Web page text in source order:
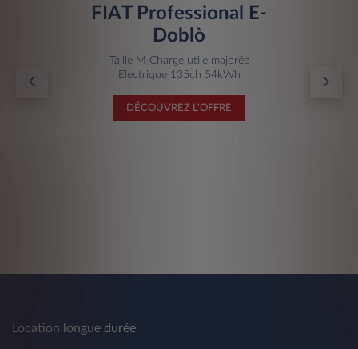
FIAT Professional E-
Doblò
Taille M Charge utile majorée
Electrique 135ch 54kWh
DÉCOUVREZ L'OFFRE
Location longue durée